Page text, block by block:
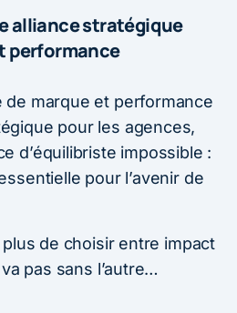
alliance stratégique
performance
de marque et performance
pour les agences,
d’équilibriste impossible :
pour l’avenir de
plus de choisir entre impact
pas sans l’autre…